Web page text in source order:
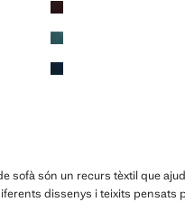
sofà són un recurs tèxtil que
dissenys i teixits